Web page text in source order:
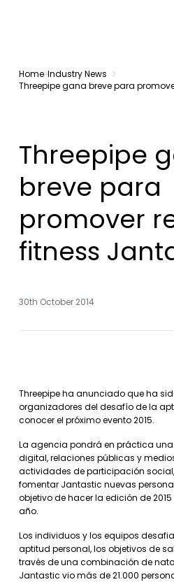
Home Industry News
Threepipe gana breve para
Threepipe
breve para
promover
fitness
30th October 2014
Threepipe ha anunciado que ha
organizadores del desafío de la
conocer el próximo evento 2015.
La agencia pondrá en práctica
digital, relaciones públicas y
actividades de participación
fomentar Jantastic nuevas
objetivo de hacer la edición de
año.
Los individuos y los equipos
aptitud personal, los objetivos de
través de una combinación de
Jantastic vio más de 21.000